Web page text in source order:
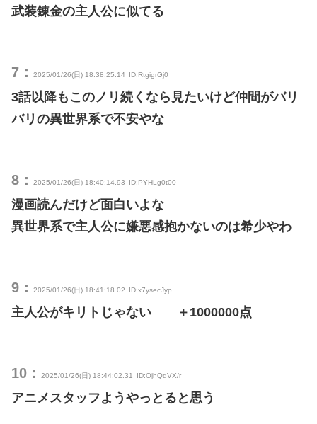
武装錬金の主人公に似てる
7： 2025/01/26(日) 18:38:25.14 ID:RtgigrGj0
3話以降もこのノリ続くなら見たいけど仲間がバリ
バリの異世界系で不安やな
8： 2025/01/26(日) 18:40:14.93 ID:PYHLg0t00
漫画読んだけど面白いよな
異世界系で主人公に嫌悪感抱かないのは希少やわ
9： 2025/01/26(日) 18:41:18.02 ID:x7ysecJyp
主人公がキリトじゃない ＋1000000点
10： 2025/01/26(日) 18:44:02.31 ID:OjhQqVX/r
アニメスタッフようやっとると思う